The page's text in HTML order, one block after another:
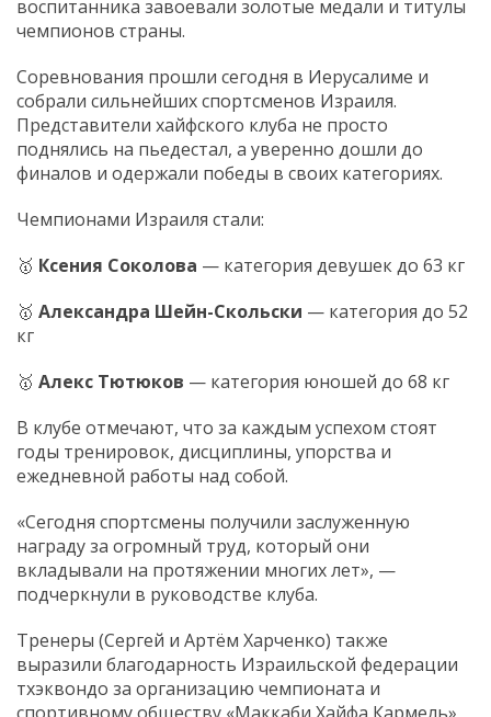
воспитанника завоевали золотые медали и титулы
чемпионов страны.
Соревнования прошли сегодня в Иерусалиме и
собрали сильнейших спортсменов Израиля.
Представители хайфского клуба не просто
поднялись на пьедестал, а уверенно дошли до
финалов и одержали победы в своих категориях.
Чемпионами Израиля стали:
🥇 Ксения Соколова — категория девушек до 63 кг
🥇 Александра Шейн-Скольски — категория до 52
кг
🥇 Алекс Тютюков — категория юношей до 68 кг
В клубе отмечают, что за каждым успехом стоят
годы тренировок, дисциплины, упорства и
ежедневной работы над собой.
«Сегодня спортсмены получили заслуженную
награду за огромный труд, который они
вкладывали на протяжении многих лет», —
подчеркнули в руководстве клуба.
Тренеры (Сергей и Артём Харченко) также
выразили благодарность Израильской федерации
тхэквондо за организацию чемпионата и